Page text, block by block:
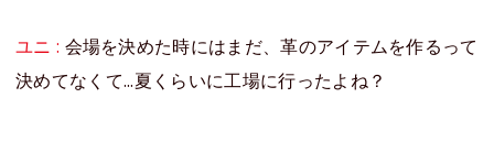
ユニ : 会場を決めた時にはまだ、革のアイテムを作るって
決めてなくて...夏くらいに工場に行ったよね？